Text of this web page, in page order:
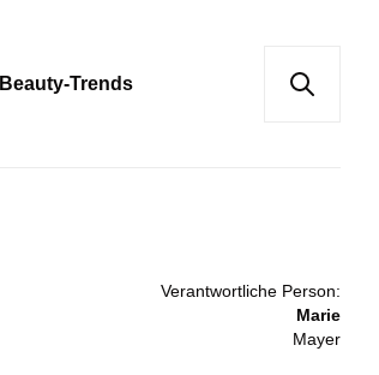
Beauty-Trends
Verantwortliche Person:
Marie
Mayer